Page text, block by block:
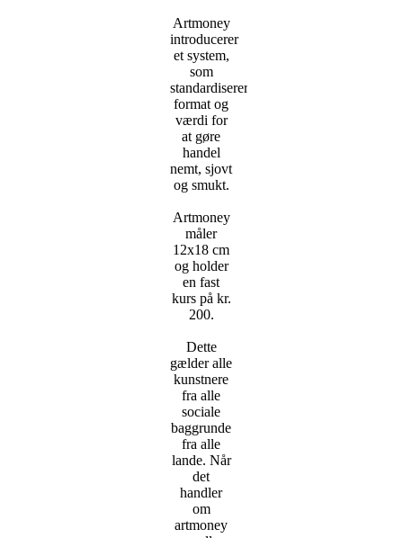
Artmoney
introducerer
et system,
som
standardiserer
format og
værdi for
at gøre
handel
nemt, sjovt
og smukt.
Artmoney
måler
12x18 cm
og holder
en fast
kurs på kr.
200.
Dette
gælder alle
kunstnere
fra alle
sociale
baggrunde
fra alle
lande. Når
det
handler
om
artmoney